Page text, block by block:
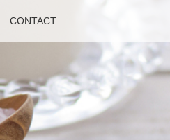
CONTACT